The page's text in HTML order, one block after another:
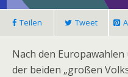
Teilen Tweet
Nach den
der beiden „großen